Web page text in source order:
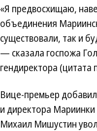
«Я предвосхищаю,
объединения
существовали, так и
— сказала госпожа
гендиректора (цитата
Вице-премьер
и директора
Михаил Мишустин